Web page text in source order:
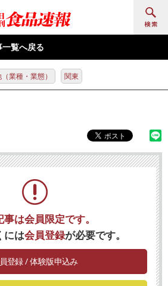
覧へ戻る
業種・業態） 関東
事は会員限定です。
には会員登録が必要です。
登録 / 体験版申込み